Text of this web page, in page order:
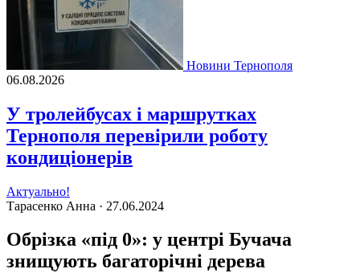
Новини Тернополя
06.08.2026
У тролейбусах і маршрутках
Тернополя перевірили роботу
кондиціонерів
Актуально!
Тарасенко Анна · 27.06.2024
Обрізка «під 0»: у центрі Бучача
знищують багаторічні дерева